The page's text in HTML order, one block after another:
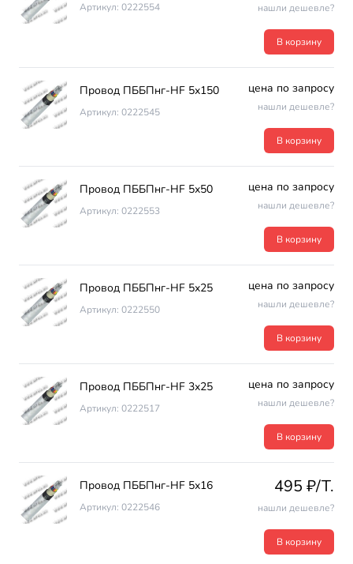
Артикул: 0222554 нашли дешевле?
В корзину
Провод ПББПнг-HF 5х150
Артикул: 0222545
цена по запросу
нашли дешевле?
В корзину
Провод ПББПнг-HF 5х50
Артикул: 0222553
цена по запросу
нашли дешевле?
В корзину
Провод ПББПнг-HF 5х25
Артикул: 0222550
цена по запросу
нашли дешевле?
В корзину
Провод ПББПнг-HF 3х25
Артикул: 0222517
цена по запросу
нашли дешевле?
В корзину
Провод ПББПнг-HF 5х16
Артикул: 0222546
495 ₽/T.
нашли дешевле?
В корзину